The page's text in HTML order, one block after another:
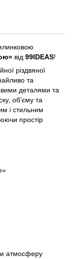
від 99IDEAS!
різдвяної
та
деталями та
об’єму та
і стильним
простір
атмосферу